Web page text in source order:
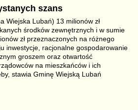
szans
Wiejska Lubań) 13 milionów zł
środków zewnętrznych i w sumie
zł przeznaczonych na różnego
inwestycje, racjonalne gospodarowanie
groszem oraz otwartość
na mieszkańców i ich
stawia Gminę Wiejską Lubań